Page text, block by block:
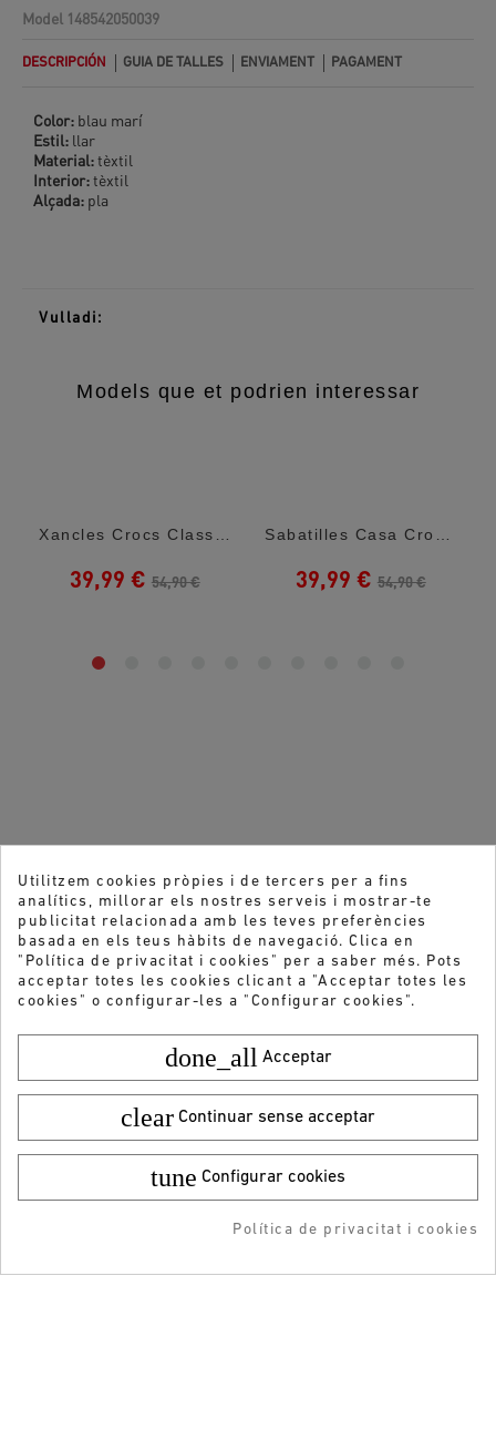
Model 148542050039
DESCRIPCIÓN GUIA DE TALLES ENVIAMENT PAGAMENT
Color: blau marí
Estil: llar
Material:tèxtil
Interior:tèxtil
Alçada: pla
Talla: 39
AFEGIR A LA COMPRA
RESERVAR
Vulladi:
Models que et podrien interessar
39,99 € 54,90 € 39,99 € 54,90 €
Vols rebre les nostres ofertes i novetats?
ENVIAR
He llegit i accepto la Política de privacitat
-5% DTO + Envío Gratis
Utilitzem cookies pròpies i de tercers per a fins
analítics, millorar els nostres serveis i mostrar-te
publicitat relacionada amb les teves preferències
basada en els teus hàbits de navegació. Clica en
"Política de privacitat i cookies" per a saber més. Pots
acceptar totes les cookies clicant a "Acceptar totes les
cookies" o configurar-les a "Configurar cookies".
done_all Acceptar
clear Continuar sense acceptar
tune Configurar cookies
Política de privacitat i cookies